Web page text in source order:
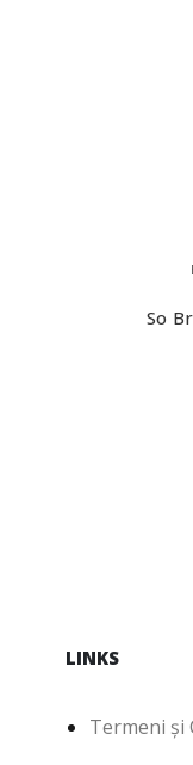
So
LINKS
Termeni și